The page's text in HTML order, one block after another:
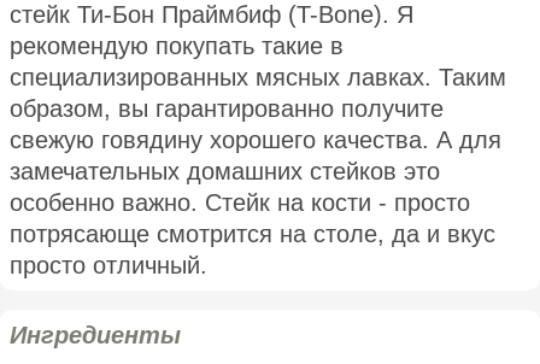
стейк Ти-Бон Праймбиф (T-Bone). Я
рекомендую покупать такие в
специализированных мясных лавках. Таким
образом, вы гарантированно получите
свежую говядину хорошего качества. А для
замечательных домашних стейков это
особенно важно. Стейк на кости - просто
потрясающе смотрится на столе, да и вкус
просто отличный.
Ингредиенты